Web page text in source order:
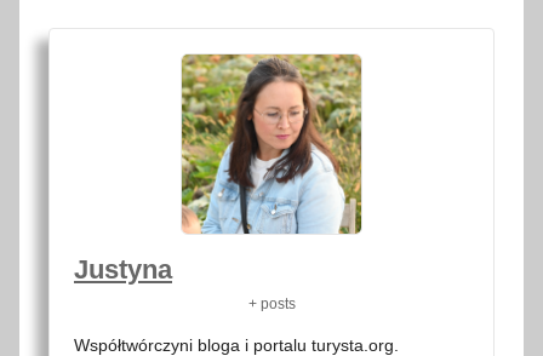
Justyna
+ posts
Współtwórczyni bloga i portalu turysta.org.